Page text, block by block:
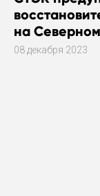
на
08 декабря 2023